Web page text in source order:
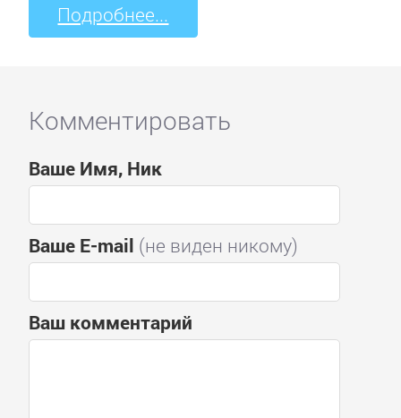
Подробнее...
Комментировать
Ваше Имя, Ник
Ваше E-mail (не виден никому)
Ваш комментарий